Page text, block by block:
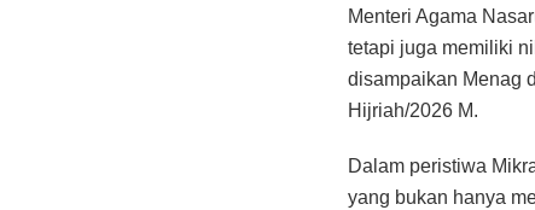
Menteri Agama
tetapi juga memiliki
disampaikan Menag
Hijriah/2026 M.
Dalam peristiwa
yang bukan hanya